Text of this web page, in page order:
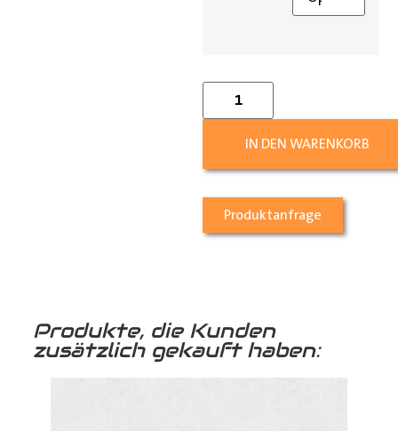
IN DEN WARENKORB
Produktanfrage
Produkte, die Kunden
zusätzlich gekauft haben: